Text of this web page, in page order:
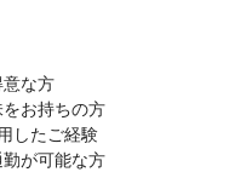
な方
お持ちの方
したご経験
が可能な方